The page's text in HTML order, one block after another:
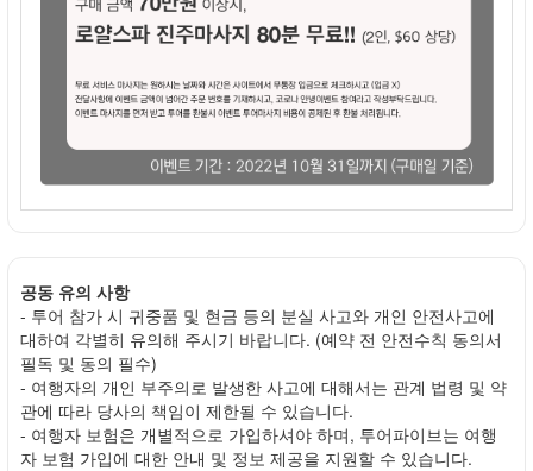
공동 유의 사항
- 투어 참가 시 귀중품 및 현금 등의 분실 사고와 개인 안전사고에
대하여 각별히 유의해 주시기 바랍니다. (예약 전 안전수칙 동의서
필독 및 동의 필수)
- 여행자의 개인 부주의로 발생한 사고에 대해서는 관계 법령 및 약
관에 따라 당사의 책임이 제한될 수 있습니다.
- 여행자 보험은 개별적으로 가입하셔야 하며, 투어파이브는 여행
자 보험 가입에 대한 안내 및 정보 제공을 지원할 수 있습니다.